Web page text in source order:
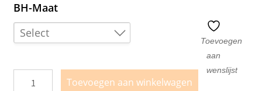
BH-Maat
Select
85B
Toevoegen aan winkelwagen
Toevoegen
aan
wenslijst